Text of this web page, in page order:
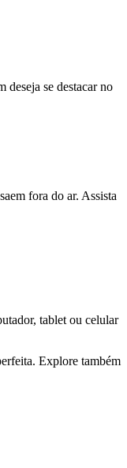
deseja se destacar no
fora do ar. Assista
tablet ou celular
Explore também